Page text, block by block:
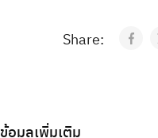
Share:
ข้อมูลเพิ่มเติม